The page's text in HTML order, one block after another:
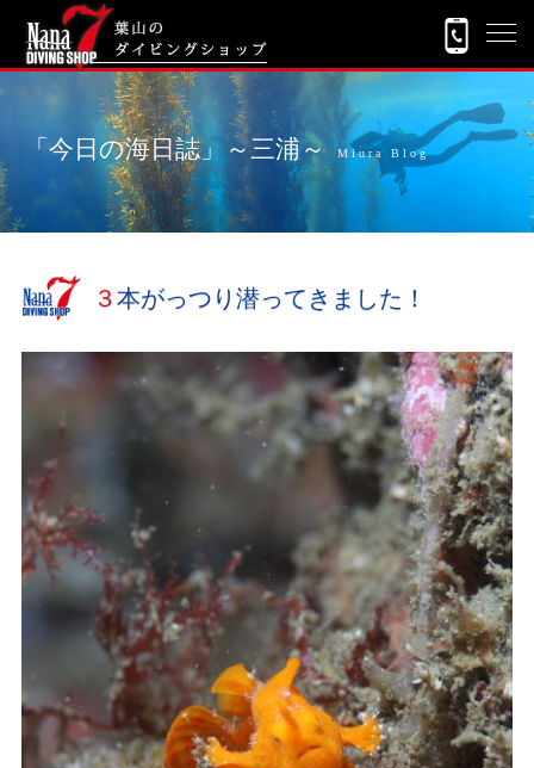
「今日の海日誌」～三浦～ Miura Blog
３本がっつり潜ってきました！